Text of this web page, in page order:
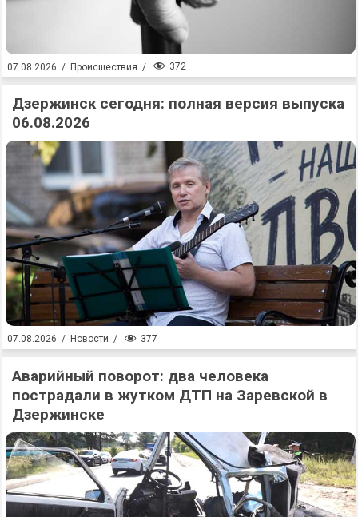
07.08.2026 / Происшествия / 372
Дзержинск сегодня: полная версия выпуска
06.08.2026
07.08.2026 / Новости / 377
Аварийный поворот: два человека
пострадали в жутком ДТП на Заревской в
Дзержинске